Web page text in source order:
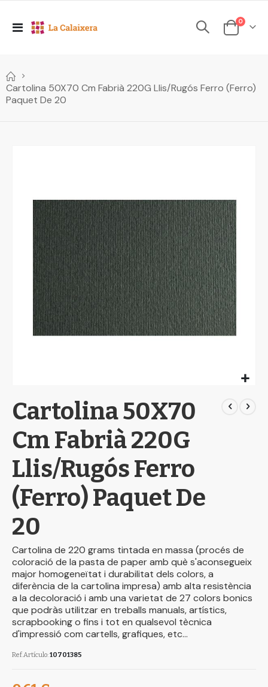
Toggle
Cesta
0elements
Cartolina 50X70 Cm Fabrià 220G Llis/Rugós Ferro (Ferro)
Paquet De 20
images
gallery
to
the
of
images
gallery
Cartolina 50X70
Cm Fabrià 220G
Llis/Rugós Ferro
(Ferro) Paquet De
20
Cartolina de 220 grams tintada en massa (procés de
coloració de la pasta de paper amb què s'aconsegueix
major homogeneïtat i durabilitat dels colors, a
diferència de la cartolina impresa) amb alta resistència
a la decoloració i amb una varietat de 27 colors bonics
que podràs utilitzar en treballs manuals, artístics,
scrapbooking o fins i tot en qualsevol tècnica
d'impressió com cartells, grafiques, etc...
Ref.Artículo 10701385